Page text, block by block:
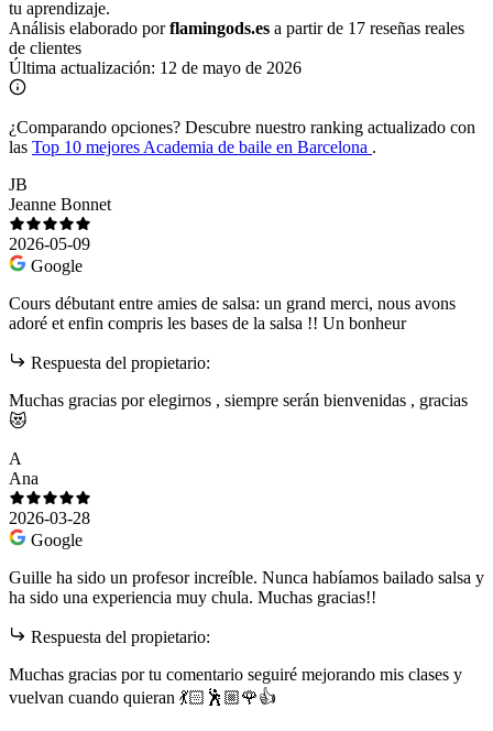
tu aprendizaje.
Análisis elaborado porflamingods.es a partir de 17 reseñas reales
de clientes
Última actualización: 12 de mayo de 2026
¿Comparando opciones? Descubre nuestro ranking actualizado con
las Top 10 mejores Academia de baile en Barcelona .
JB
Jeanne Bonnet
2026-05-09
Google
Cours débutant entre amies de salsa: un grand merci, nous avons
adoré et enfin compris les bases de la salsa !! Un bonheur
Respuesta del propietario:
Muchas gracias por elegirnos , siempre serán bienvenidas , gracias
😻
A
Ana
2026-03-28
Google
Guille ha sido un profesor increíble. Nunca habíamos bailado salsa y
ha sido una experiencia muy chula. Muchas gracias!!
Respuesta del propietario:
Muchas gracias por tu comentario seguiré mejorando mis clases y
vuelvan cuando quieran 💃🏻🕺🏼🌹👍